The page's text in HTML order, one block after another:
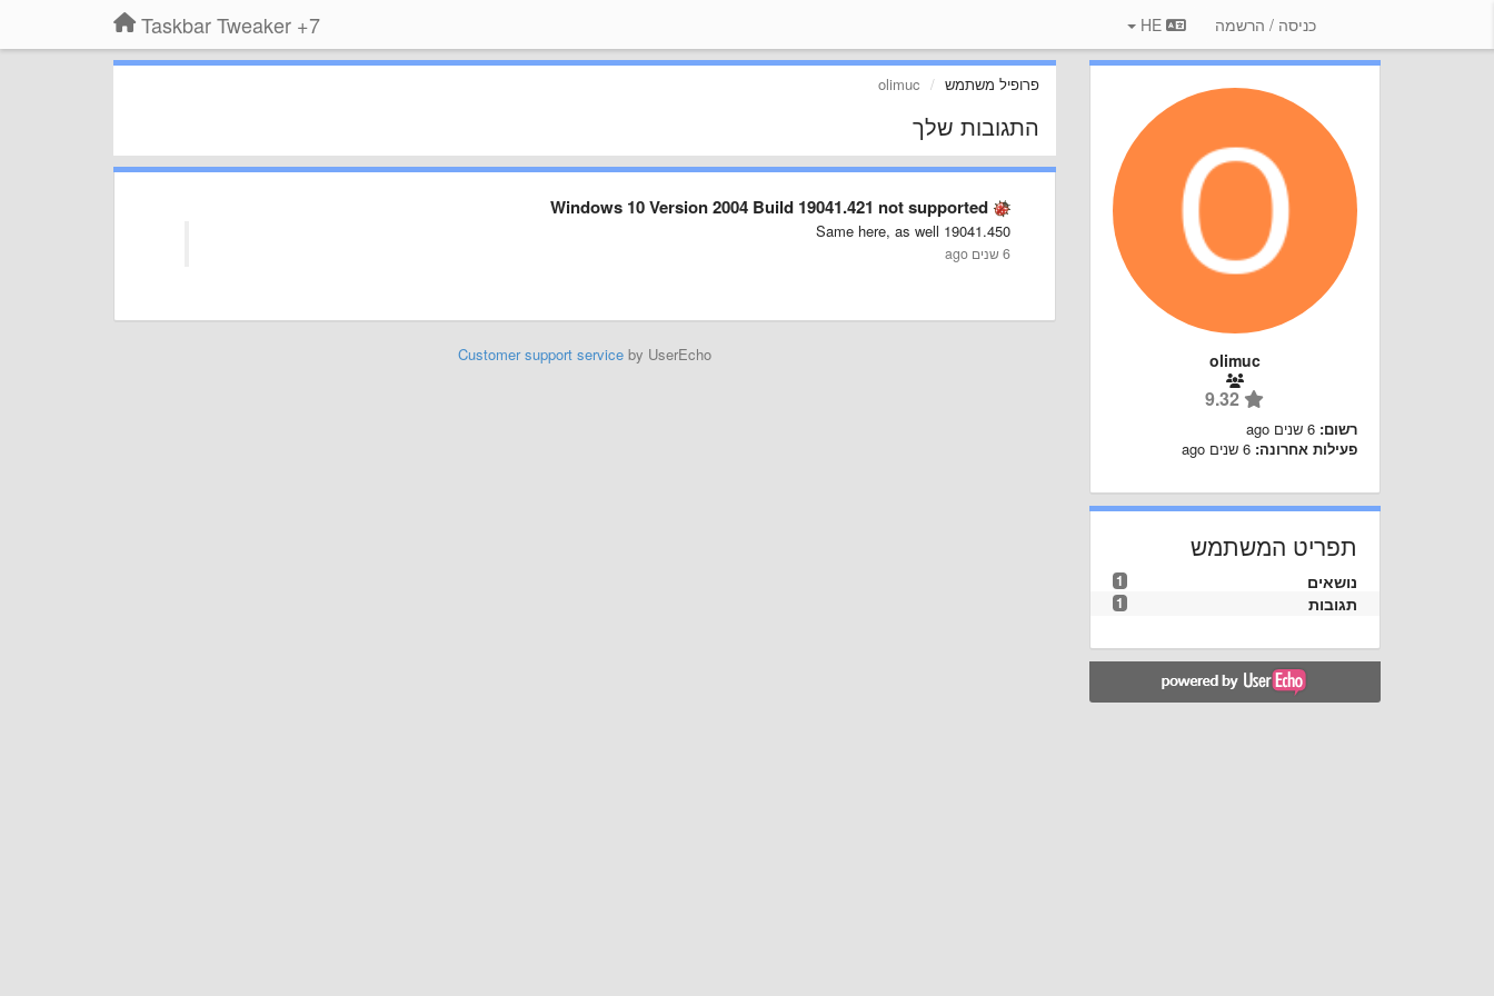
7+ Taskbar Tweaker כניסה / הרשמה
פרופיל משתמש olimuc
התגובות שלך
Windows 10 Version 2004 Build 19041.421 not supported
Same here, as well 19041.450
6 שנים ago
Customer support serviceby UserEcho olimuc
רשום: 6 שנים ago
פעילות אחרונה: 6 שנים ago
תפריט המשתמש
1 נושאים
1 תגובות